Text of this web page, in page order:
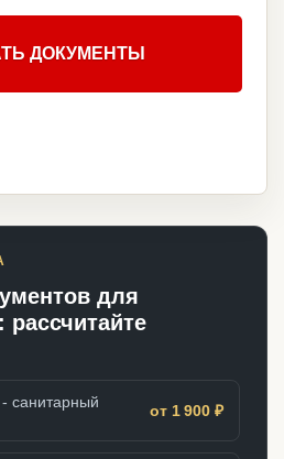
ДОКУМЕНТЫ
для
санитарный
от 1 900 ₽